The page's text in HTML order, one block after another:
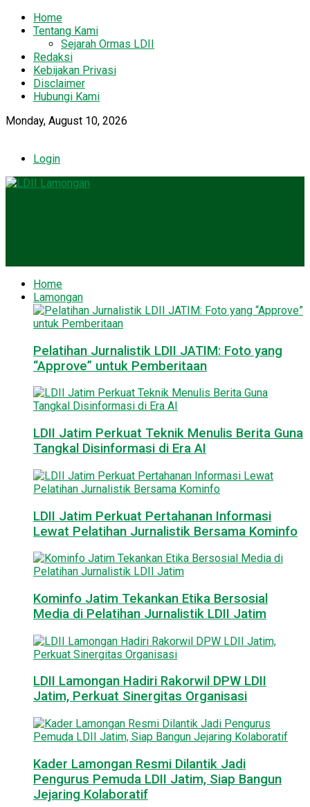
Home
Tentang Kami
Sejarah Ormas LDII
Redaksi
Kebijakan Privasi
Disclaimer
Hubungi Kami
Monday, August 10, 2026
Login
Home
Lamongan
Pelatihan Jurnalistik LDII JATIM: Foto yang
“Approve” untuk Pemberitaan
LDII Jatim Perkuat Teknik Menulis Berita Guna
Tangkal Disinformasi di Era AI
LDII Jatim Perkuat Pertahanan Informasi
Lewat Pelatihan Jurnalistik Bersama Kominfo
Kominfo Jatim Tekankan Etika Bersosial
Media di Pelatihan Jurnalistik LDII Jatim
LDII Lamongan Hadiri Rakorwil DPW LDII
Jatim, Perkuat Sinergitas Organisasi
Kader Lamongan Resmi Dilantik Jadi
Pengurus Pemuda LDII Jatim, Siap Bangun
Jejaring Kolaboratif